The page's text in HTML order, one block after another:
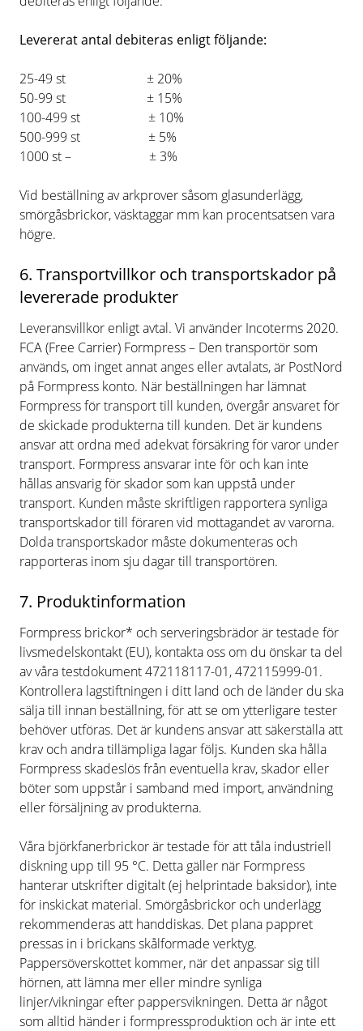
Levererat antal debiteras enligt följande:
25-49 st ± 20%
50-99 st ± 15%
100-499 st ± 10%
500-999 st ± 5%
1000 st – ± 3%
Vid beställning av arkprover såsom glasunderlägg,
smörgåsbrickor, väsktaggar mm kan procentsatsen vara
högre.
6. Transportvillkor och transportskador på
levererade produkter
Leveransvillkor enligt avtal. Vi använder Incoterms 2020.
FCA (Free Carrier) Formpress – Den transportör som
används, om inget annat anges eller avtalats, är PostNord
på Formpress konto. När beställningen har lämnat
Formpress för transport till kunden, övergår ansvaret för
de skickade produkterna till kunden. Det är kundens
ansvar att ordna med adekvat försäkring för varor under
transport. Formpress ansvarar inte för och kan inte
hållas ansvarig för skador som kan uppstå under
transport. Kunden måste skriftligen rapportera synliga
transportskador till föraren vid mottagandet av varorna.
Dolda transportskador måste dokumenteras och
rapporteras inom sju dagar till transportören.
7. Produktinformation
Formpress brickor* och serveringsbrädor är testade för
livsmedelskontakt (EU), kontakta oss om du önskar ta del
av våra testdokument 472118117-01, 472115999-01.
Kontrollera lagstiftningen i ditt land och de länder du ska
sälja till innan beställning, för att se om ytterligare tester
behöver utföras. Det är kundens ansvar att säkerställa att
krav och andra tillämpliga lagar följs. Kunden ska hålla
Formpress skadeslös från eventuella krav, skador eller
böter som uppstår i samband med import, användning
eller försäljning av produkterna.
Våra björkfanerbrickor är testade för att tåla industriell
diskning upp till 95 °C. Detta gäller när Formpress
hanterar utskrifter digitalt (ej helprintade baksidor), inte
för inskickat material. Smörgåsbrickor och underlägg
rekommenderas att handdiskas. Det plana pappret
pressas in i brickans skålformade verktyg.
Pappersöverskottet kommer, när det anpassar sig till
hörnen, att lämna mer eller mindre synliga
linjer/vikningar efter pappersvikningen. Detta är något
som alltid händer i formpressproduktion och är inte ett